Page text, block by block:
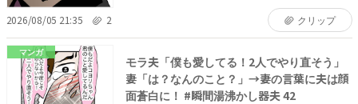
2026/08/05 21:35 2 クリップ
マンガ
モラ夫「僕も愛してる！2人でやり直そう」
妻「は？なんのこと？」→妻の言葉に夫は顔
面蒼白に！ #瞬間湯沸かし器夫 42